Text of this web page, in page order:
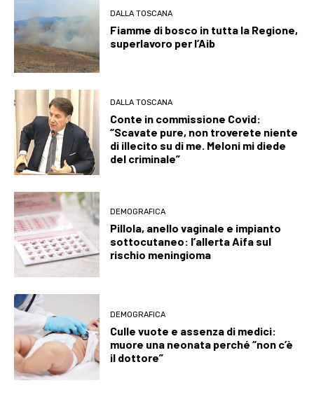
DALLA TOSCANA
Fiamme di bosco in tutta la Regione,
superlavoro per l’Aib
DALLA TOSCANA
Conte in commissione Covid:
“Scavate pure, non troverete niente
di illecito su di me. Meloni mi diede
del criminale”
DEMOGRAFICA
Pillola, anello vaginale e impianto
sottocutaneo: l’allerta Aifa sul
rischio meningioma
DEMOGRAFICA
Culle vuote e assenza di medici:
muore una neonata perché “non c’è
il dottore”